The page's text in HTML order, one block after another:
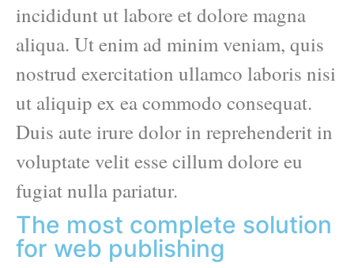
incididunt ut labore et dolore magna
aliqua. Ut enim ad minim veniam, quis
nostrud exercitation ullamco laboris nisi
ut aliquip ex ea commodo consequat.
Duis aute irure dolor in reprehenderit in
voluptate velit esse cillum dolore eu
fugiat nulla pariatur.
The most complete solution
for web publishing